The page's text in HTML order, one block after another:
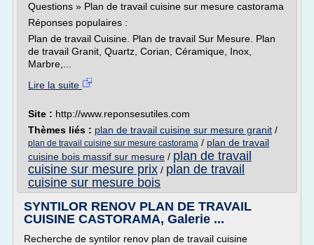
Questions » Plan de travail cuisine sur mesure castorama
Réponses populaires :
Plan de travail Cuisine. Plan de travail Sur Mesure. Plan
de travail Granit, Quartz, Corian, Céramique, Inox,
Marbre,...
Lire la suite
Site : http://www.reponsesutiles.com
Thèmes liés : plan de travail cuisine sur mesure granit /
plan de travail cuisine sur mesure castorama / plan de travail
cuisine bois massif sur mesure / plan de travail
cuisine sur mesure prix / plan de travail
cuisine sur mesure bois
SYNTILOR RENOV PLAN DE TRAVAIL
CUISINE CASTORAMA, Galerie ...
Recherche de syntilor renov plan de travail cuisine